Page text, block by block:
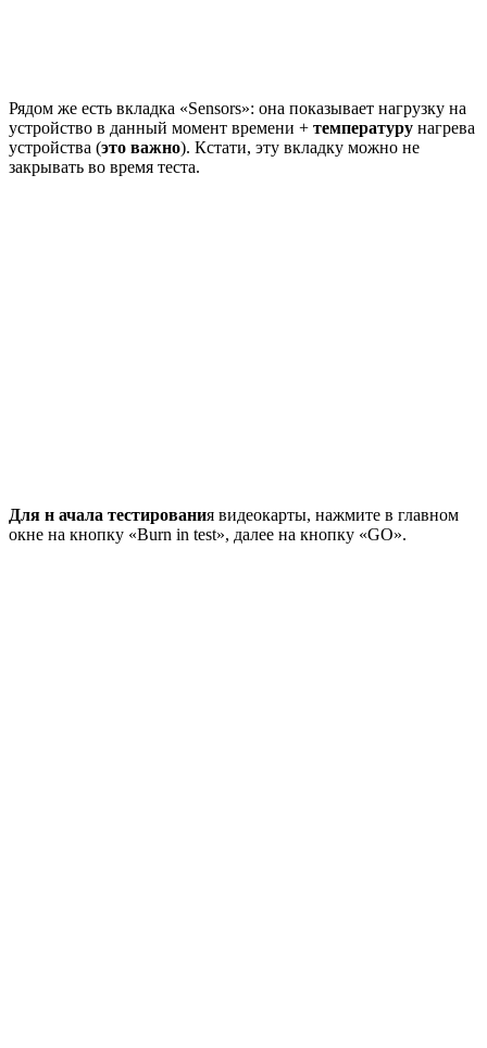
Рядом же есть вкладка «Sensors»: она показывает нагрузку на
устройство в данный момент времени + температуру нагрева
устройства (это важно). Кстати, эту вкладку можно не
закрывать во время теста.
Для н ачала тестирования видеокарты, нажмите в главном
окне на кнопку «Burn in test», далее на кнопку «GO».